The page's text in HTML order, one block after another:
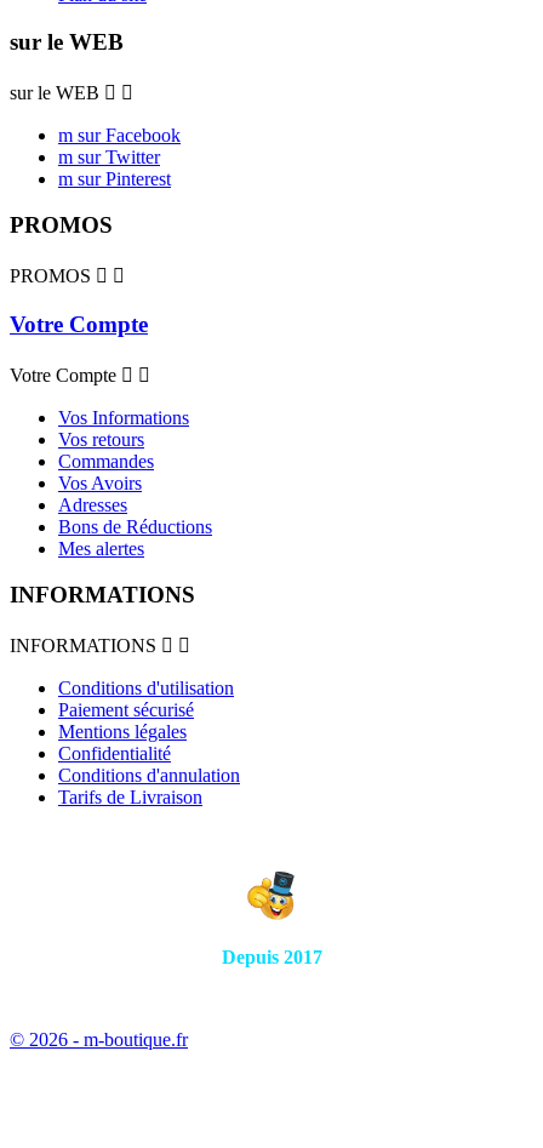
sur le WEB
sur le WEB  
m sur Facebook
m sur Twitter
m sur Pinterest
PROMOS
PROMOS  
Votre Compte
Votre Compte  
Vos Informations
Vos retours
Commandes
Vos Avoirs
Adresses
Bons de Réductions
Mes alertes
INFORMATIONS
INFORMATIONS  
Conditions d'utilisation
Paiement sécurisé
Mentions légales
Confidentialité
Conditions d'annulation
Tarifs de Livraison
Depuis 2017
© 2026 - m-boutique.fr